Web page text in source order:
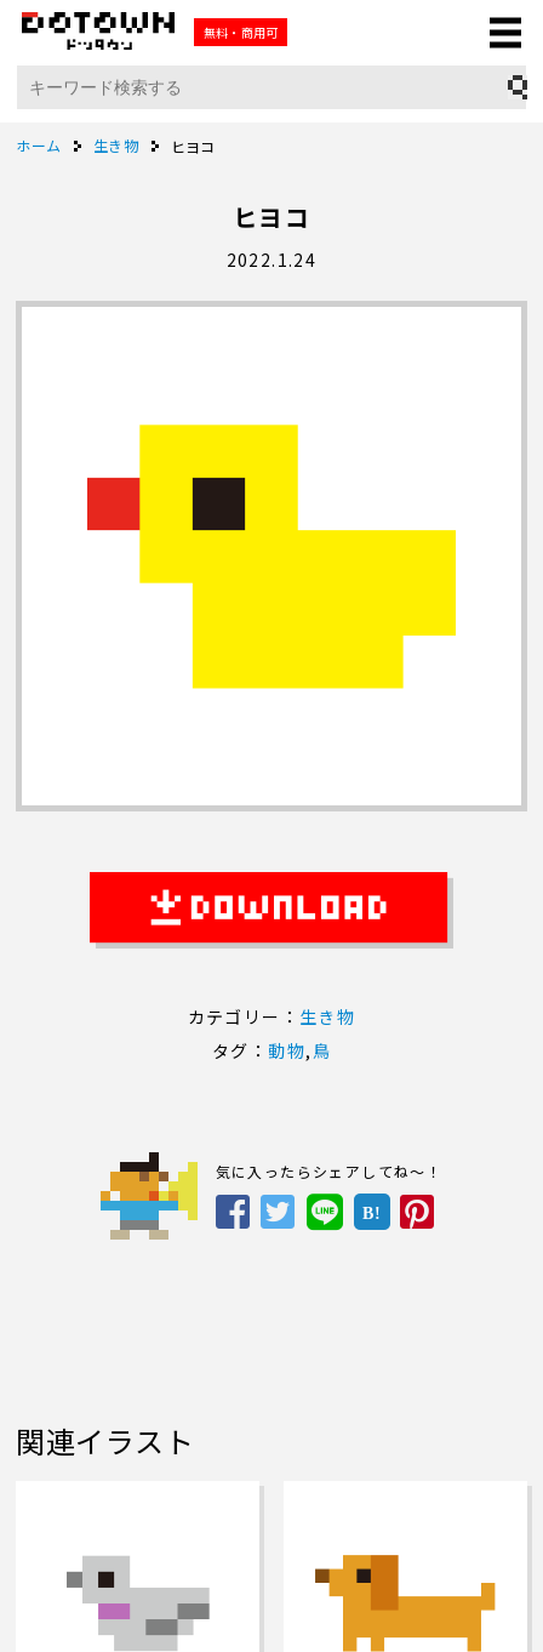
無料・商用可
ホーム 生き物 ヒヨコ
ヒヨコ
2022.1.24
カテゴリー： 生き物
タグ： 動物, 鳥
気に入ったらシェアしてね～！
B!
関連イラスト